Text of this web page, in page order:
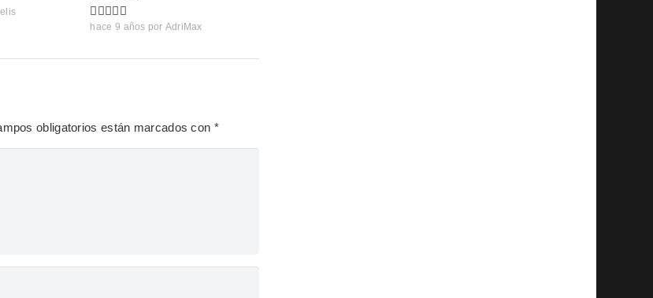
hace 9 años por AdriMax
obligatorios están marcados con *